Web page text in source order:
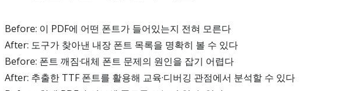
Before: 이 PDF에 어떤 폰트가 들어있는지 전혀 모른다
After: 도구가 찾아낸 내장 폰트 목록을 명확히 볼 수 있다
Before: 폰트 깨짐·대체 폰트 문제의 원인을 잡기 어렵다
After: 추출한 TTF 폰트를 활용해 교육·디버깅 관점에서 분석할 수 있다